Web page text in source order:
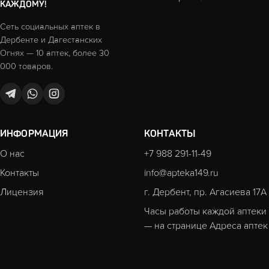
КАЖДОМУ!
Сеть социальных аптек в
Дербенте и Дагестанских
Огнях — 10 аптек, более 30
000 товаров.
ИНФОРМАЦИЯ
О нас
Контакты
Лицензия
КОНТАКТЫ
+7 988 291-11-49
info@apteka149.ru
г. Дербент, пр. Агасиева 17А
Часы работы каждой аптеки
— на странице Адреса аптек